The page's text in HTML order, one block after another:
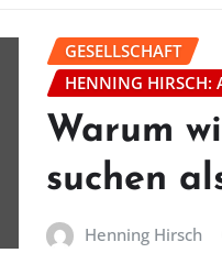
GESELLSCHAFT
HENNING HIRSCH:
Warum
suchen
Henning Hirsch